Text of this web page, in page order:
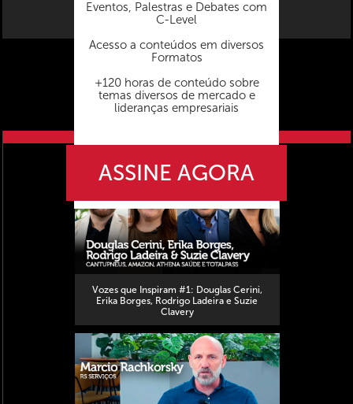
Eventos, Palestras e Debates com
C-Level
Acesso a conteúdos em diversos
Formatos
+120 horas de conteúdo sobre
temas diversos de mercado e
lideranças empresariais
ASSINE AGORA
Vozes que Inspiram #1: Douglas Cerini,
Erika Borges, Rodrigo Ladeira e Suzie
Clavery